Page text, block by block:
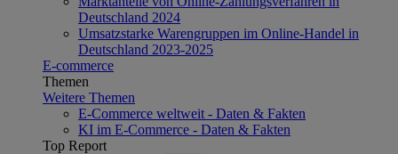
Deutschland 2024
Umsatzstarke Warengruppen im Online-Handel in
Deutschland 2023-2025
E-commerce
Themen
Weitere Themen
E-Commerce weltweit - Daten & Fakten
KI im E-Commerce - Daten & Fakten
Top Report